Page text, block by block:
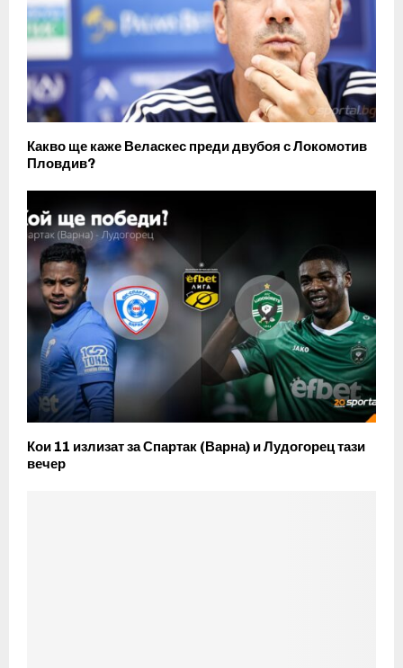
Какво ще каже Веласкес преди двубоя с Локомотив
Пловдив?
Кои 11 излизат за Спартак (Варна) и Лудогорец тази
вечер